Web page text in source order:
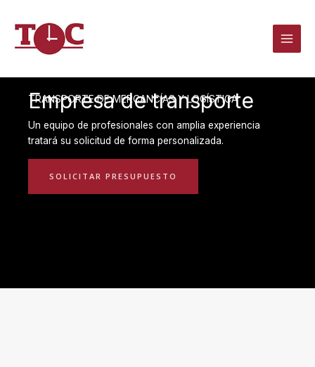
contenido
TRANSPORTE DE MERCANCÍAS Y LOGÍSTICA
Empresa de transporte
Un equipo de profesionales con amplia experiencia
tratará su solicitud de forma personalizada.
SOLICITAR PRESUPUESTO